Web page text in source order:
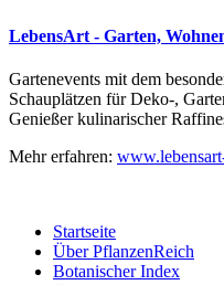
LebensArt - Garten,
Gartenevents mit dem
Schauplätzen für Deko-,
Genießer kulinarischer
Mehr erfahren:
Startseite
Über PflanzenReich
Botanischer Index